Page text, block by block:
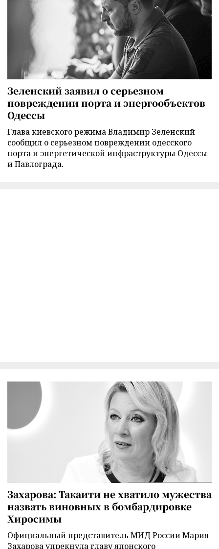
Зеленский заявил о серьезном
повреждении порта и энергообъектов
Одессы
Глава киевского режима Владимир Зеленский
сообщил о серьезном повреждении одесского
порта и энергетической инфраструктуры Одессы
и Павлограда.
Захарова: Такаити не хватило мужества
назвать виновных в бомбардировке
Хиросимы
Официальный представитель МИД России Мария
Захарова упрекнула главу японского